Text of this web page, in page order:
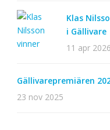
Klas
i Gällivare
11 apr 2026
Gällivarepremiären
23 nov 2025